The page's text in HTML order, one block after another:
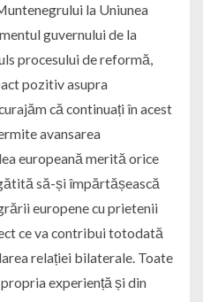
la Uniunea
guvernului de la
procesului de reformă,
pozitiv asupra
că continuați în acest
avansarea
europeană merită orice
să-și împărtășească
europene cu prietenii
ce va contribui totodată
relației bilaterale. Toate
experiență și din